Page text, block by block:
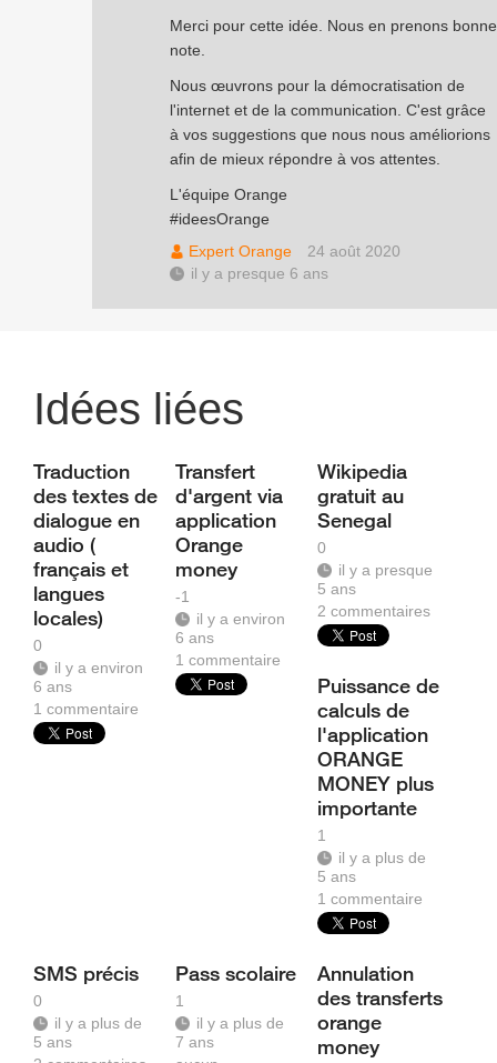
Merci pour cette idée. Nous en prenons bonne
note.
Nous œuvrons pour la démocratisation de
l'internet et de la communication. C'est grâce
à vos suggestions que nous nous améliorions
afin de mieux répondre à vos attentes.
L'équipe Orange
#ideesOrange
Expert Orange
24 août 2020
il y a presque 6 ans
Idées liées
Traduction
des textes de
dialogue en
audio (
français et
langues
locales)
0
il y a environ
6 ans
1 commentaire
Transfert
d'argent via
application
Orange
money
-1
il y a environ
6 ans
1commentaire
Wikipedia
gratuit au
Senegal
0
il y a presque
5 ans
2commentaires
Puissance de
calculs de
l'application
ORANGE
MONEY plus
importante
1
il y a plus de
5 ans
1commentaire
SMS précis
0
il y a plus de
5 ans
Pass scolaire
1
il y a plus de
7 ans
Annulation
des transferts
orange
money